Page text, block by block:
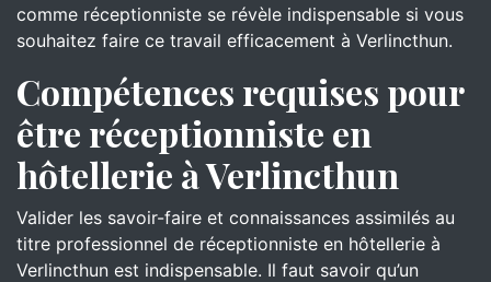
comme réceptionniste se révèle indispensable si vous
souhaitez faire ce travail efficacement à Verlincthun.
Compétences requises pour
être réceptionniste en
hôtellerie à Verlincthun
Valider les savoir-faire et connaissances assimilés au
titre professionnel de réceptionniste en hôtellerie à
Verlincthun est indispensable. Il faut savoir qu’un